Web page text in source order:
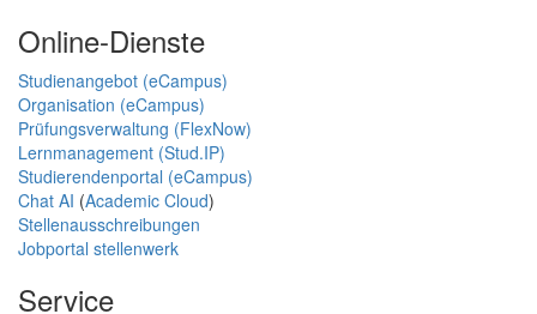
Online-Dienste
Studienangebot (eCampus)
Organisation (eCampus)
Prüfungsverwaltung (FlexNow)
Lernmanagement (Stud.IP)
Studierendenportal (eCampus)
Chat AI (Academic Cloud)
Stellenausschreibungen
Jobportal stellenwerk
Service